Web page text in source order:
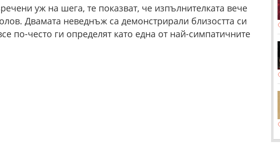
уж на шега, те показват, че изпълнителката вече
Двамата неведнъж са демонстрирали близостта си
по-често ги определят като една от най-симпатичните